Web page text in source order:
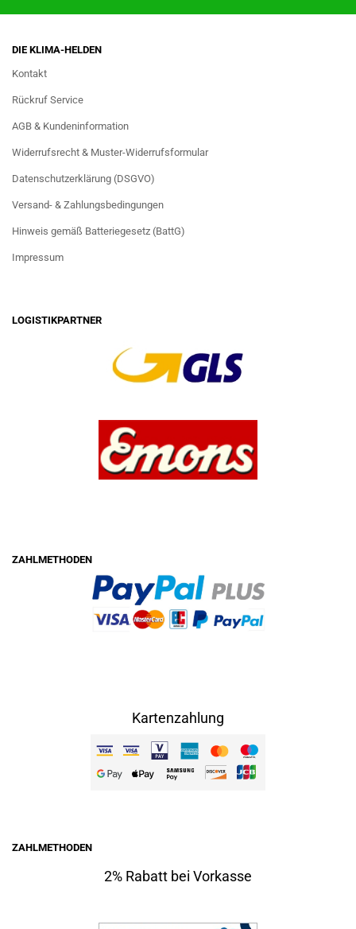
DIE KLIMA-HELDEN
Kontakt
Rückruf Service
AGB & Kundeninformation
Widerrufsrecht & Muster-Widerrufsformular
Datenschutzerklärung (DSGVO)
Versand- & Zahlungsbedingungen
Hinweis gemäß Batteriegesetz (BattG)
Impressum
LOGISTIKPARTNER
ZAHLMETHODEN
Kartenzahlung
ZAHLMETHODEN
2% Rabatt bei Vorkasse